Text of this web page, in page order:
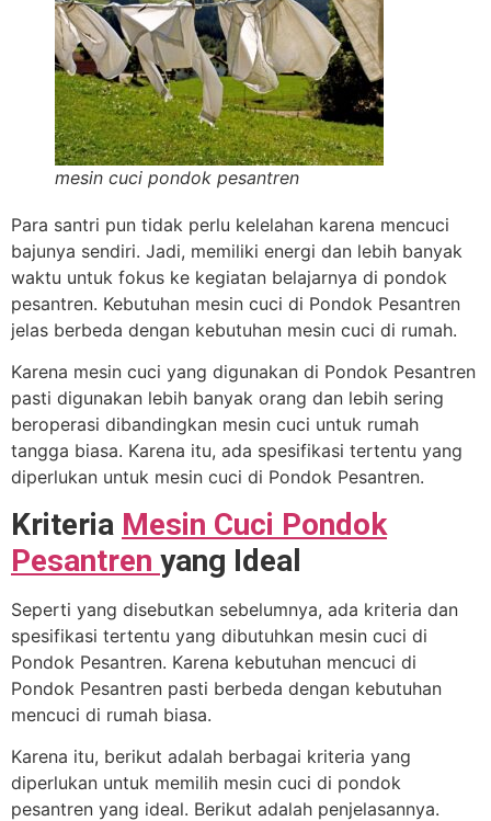
mesin cuci pondok pesantren
Para santri pun tidak perlu kelelahan karena mencuci
bajunya sendiri. Jadi, memiliki energi dan lebih banyak
waktu untuk fokus ke kegiatan belajarnya di pondok
pesantren. Kebutuhan mesin cuci di Pondok Pesantren
jelas berbeda dengan kebutuhan mesin cuci di rumah.
Karena mesin cuci yang digunakan di Pondok Pesantren
pasti digunakan lebih banyak orang dan lebih sering
beroperasi dibandingkan mesin cuci untuk rumah
tangga biasa. Karena itu, ada spesifikasi tertentu yang
diperlukan untuk mesin cuci di Pondok Pesantren.
Kriteria Mesin Cuci Pondok
Pesantren yang Ideal
Seperti yang disebutkan sebelumnya, ada kriteria dan
spesifikasi tertentu yang dibutuhkan mesin cuci di
Pondok Pesantren. Karena kebutuhan mencuci di
Pondok Pesantren pasti berbeda dengan kebutuhan
mencuci di rumah biasa.
Karena itu, berikut adalah berbagai kriteria yang
diperlukan untuk memilih mesin cuci di pondok
pesantren yang ideal. Berikut adalah penjelasannya.